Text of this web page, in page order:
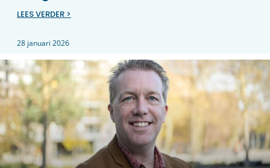
LEES VERDER >
28 januari 2026